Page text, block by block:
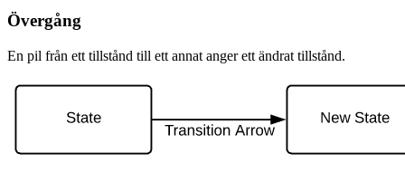
Övergång
En pil från ett tillstånd till ett annat anger ett ändrat tillstånd.